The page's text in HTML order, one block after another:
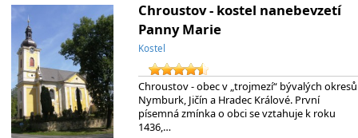
Chroustov - kostel nanebevzetí
Panny Marie
Kostel
Chroustov - obec v „trojmezí“ bývalých okresů
Nymburk, Jičín a Hradec Králové. První
písemná zmínka o obci se vztahuje k roku
1436,…